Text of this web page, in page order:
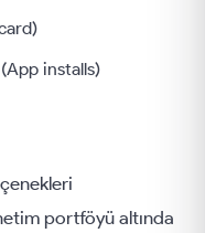
installs)
portföyü altında